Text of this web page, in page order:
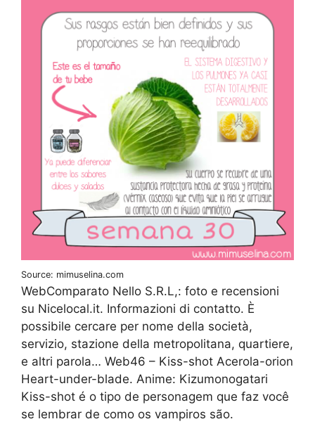
Source: mimuselina.com
WebComparato Nello S.R.L,: foto e recensioni
su Nicelocal.it. Informazioni di contatto. È
possibile cercare per nome della società,
servizio, stazione della metropolitana, quartiere,
e altri parola… Web46 – Kiss-shot Acerola-orion
Heart-under-blade. Anime: Kizumonogatari
Kiss-shot é o tipo de personagem que faz você
se lembrar de como os vampiros são.